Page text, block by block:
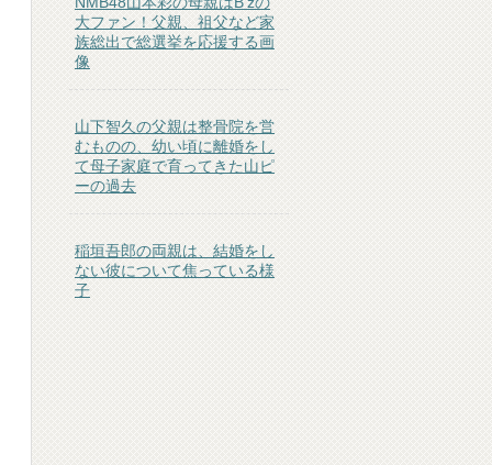
大ファン！父親、祖父など家
族総出で総選挙を応援する画
像
山下智久の父親は整骨院を営
むものの、幼い頃に離婚をし
て母子家庭で育ってきた山ピ
ーの過去
稲垣吾郎の両親は、結婚をし
ない彼について焦っている様
子